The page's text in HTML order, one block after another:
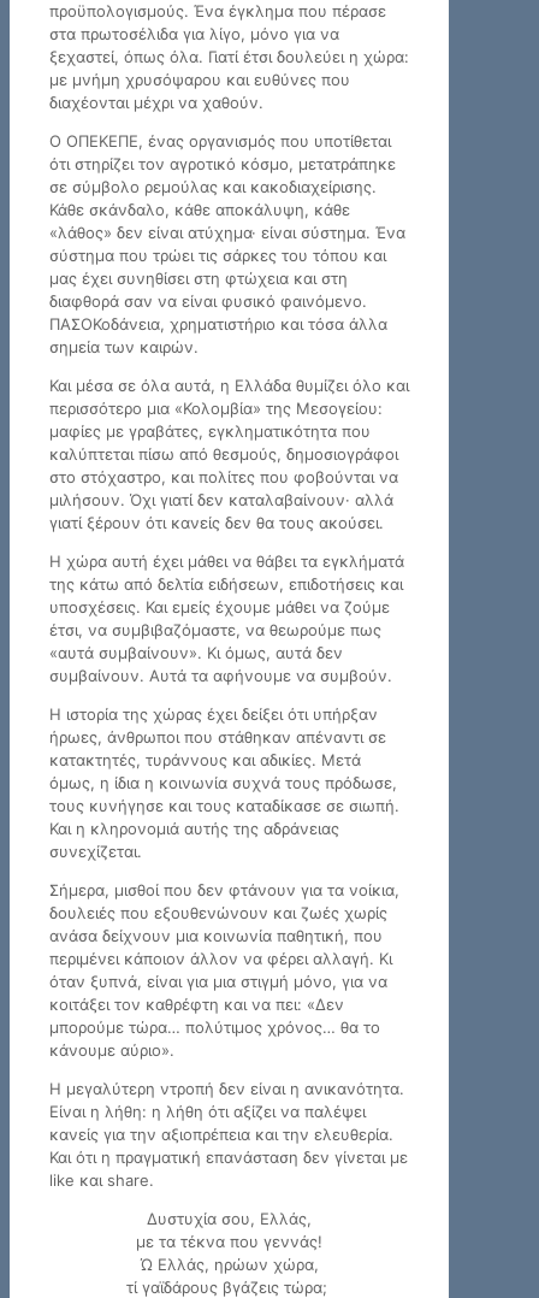
προϋπολογισμούς. Ένα έγκλημα που πέρασε
στα πρωτοσέλιδα για λίγο, μόνο για να
ξεχαστεί, όπως όλα. Γιατί έτσι δουλεύει η χώρα:
με μνήμη χρυσόψαρου και ευθύνες που
διαχέονται μέχρι να χαθούν.
Ο ΟΠΕΚΕΠΕ, ένας οργανισμός που υποτίθεται
ότι στηρίζει τον αγροτικό κόσμο, μετατράπηκε
σε σύμβολο ρεμούλας και κακοδιαχείρισης.
Κάθε σκάνδαλο, κάθε αποκάλυψη, κάθε
«λάθος» δεν είναι ατύχημα· είναι σύστημα. Ένα
σύστημα που τρώει τις σάρκες του τόπου και
μας έχει συνηθίσει στη φτώχεια και στη
διαφθορά σαν να είναι φυσικό φαινόμενο.
ΠΑΣΟΚοδάνεια, χρηματιστήριο και τόσα άλλα
σημεία των καιρών.
Και μέσα σε όλα αυτά, η Ελλάδα θυμίζει όλο και
περισσότερο μια «Κολομβία» της Μεσογείου:
μαφίες με γραβάτες, εγκληματικότητα που
καλύπτεται πίσω από θεσμούς, δημοσιογράφοι
στο στόχαστρο, και πολίτες που φοβούνται να
μιλήσουν. Όχι γιατί δεν καταλαβαίνουν· αλλά
γιατί ξέρουν ότι κανείς δεν θα τους ακούσει.
Η χώρα αυτή έχει μάθει να θάβει τα εγκλήματά
της κάτω από δελτία ειδήσεων, επιδοτήσεις και
υποσχέσεις. Και εμείς έχουμε μάθει να ζούμε
έτσι, να συμβιβαζόμαστε, να θεωρούμε πως
«αυτά συμβαίνουν». Κι όμως, αυτά δεν
συμβαίνουν. Αυτά τα αφήνουμε να συμβούν.
Η ιστορία της χώρας έχει δείξει ότι υπήρξαν
ήρωες, άνθρωποι που στάθηκαν απέναντι σε
κατακτητές, τυράννους και αδικίες. Μετά
όμως, η ίδια η κοινωνία συχνά τους πρόδωσε,
τους κυνήγησε και τους καταδίκασε σε σιωπή.
Και η κληρονομιά αυτής της αδράνειας
συνεχίζεται.
Σήμερα, μισθοί που δεν φτάνουν για τα νοίκια,
δουλειές που εξουθενώνουν και ζωές χωρίς
ανάσα δείχνουν μια κοινωνία παθητική, που
περιμένει κάποιον άλλον να φέρει αλλαγή. Κι
όταν ξυπνά, είναι για μια στιγμή μόνο, για να
κοιτάξει τον καθρέφτη και να πει: «Δεν
μπορούμε τώρα… πολύτιμος χρόνος… θα το
κάνουμε αύριο».
Η μεγαλύτερη ντροπή δεν είναι η ανικανότητα.
Είναι η λήθη: η λήθη ότι αξίζει να παλέψει
κανείς για την αξιοπρέπεια και την ελευθερία.
Και ότι η πραγματική επανάσταση δεν γίνεται με
like και share.
Δυστυχία σου, Ελλάς,
με τα τέκνα που γεννάς!
Ώ Ελλάς, ηρώων χώρα,
τί γαϊδάρους βγάζεις τώρα;